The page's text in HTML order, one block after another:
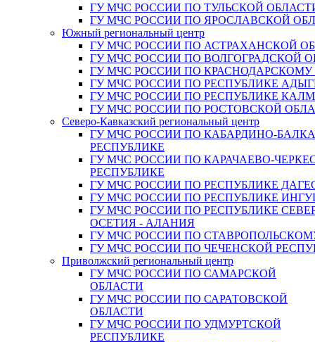
ГУ МЧС РОССИИ ПО ТУЛЬСКОЙ
ГУ МЧС РОССИИ ПО ЯРОСЛАВСКОЙ
Южный региональный центр
ГУ МЧС РОССИИ ПО АСТРАХАНСКОЙ
ГУ МЧС РОССИИ ПО ВОЛГОГРАДСКОЙ
ГУ МЧС РОССИИ ПО
ГУ МЧС РОССИИ ПО РЕСПУБЛИКЕ
ГУ МЧС РОССИИ ПО РЕСПУБЛИКЕ
ГУ МЧС РОССИИ ПО РОСТОВСКОЙ
Северо-Кавказский региональный центр
ГУ МЧС РОССИИ ПО КАБАРДИНО-
РЕСПУБЛИКЕ
ГУ МЧС РОССИИ ПО КАРАЧАЕВО-
РЕСПУБЛИКЕ
ГУ МЧС РОССИИ ПО РЕСПУБЛИКЕ
ГУ МЧС РОССИИ ПО РЕСПУБЛИКЕ
ГУ МЧС РОССИИ ПО РЕСПУБЛИКЕ
ОСЕТИЯ - АЛАНИЯ
ГУ МЧС РОССИИ ПО
ГУ МЧС РОССИИ ПО ЧЕЧЕНСКОЙ
Приволжский региональный центр
ГУ МЧС РОССИИ ПО САМАРСКОЙ
ОБЛАСТИ
ГУ МЧС РОССИИ ПО САРАТОВСКОЙ
ОБЛАСТИ
ГУ МЧС РОССИИ ПО УДМУРТСКОЙ
РЕСПУБЛИКЕ